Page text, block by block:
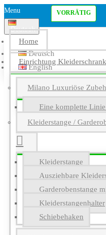
Menu
Deutsch
Deutsch
English
Home
Einrichtung Kleiderschrank
Milano Luxuriöse
Eine komplette
Kleiderstange /
Kleiderstange
Ausziehbare
Garderobenstange
Kleiderstangenhalter
Schiebehaken
VORRÄTIG